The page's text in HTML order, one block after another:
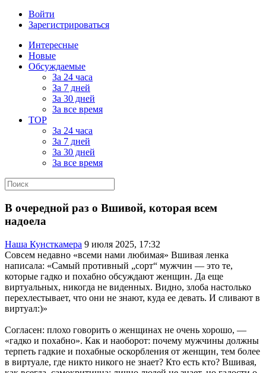
Войти
Зарегистрироваться
Интересные
Новые
Обсуждаемые
За 24 часа
За 7 дней
За 30 дней
За все время
TOP
За 24 часа
За 7 дней
За 30 дней
За все время
В очередной раз о Вшивой, которая всем
надоела
Наша Кунсткамера 9 июля 2025, 17:32
Совсем недавно «всеми нами любимая» Вшивая ленка
написала: «Самый противный „сорт“ мужчин — это те,
которые гадко и похабно обсуждают женщин. Да еще
виртуальных, никогда не виденных. Видно, злоба настолько
перехлестывает, что они не знают, куда ее девать. И сливают в
виртуал:)»
Согласен: плохо говорить о женщинах не очень хорошо, —
«гадко и похабно». Как и наоборот: почему мужчины должны
терпеть гадкие и похабные оскорбления от женщин, тем более
в виртуале, где никто никого не знает? Кто есть кто? Вшивая,